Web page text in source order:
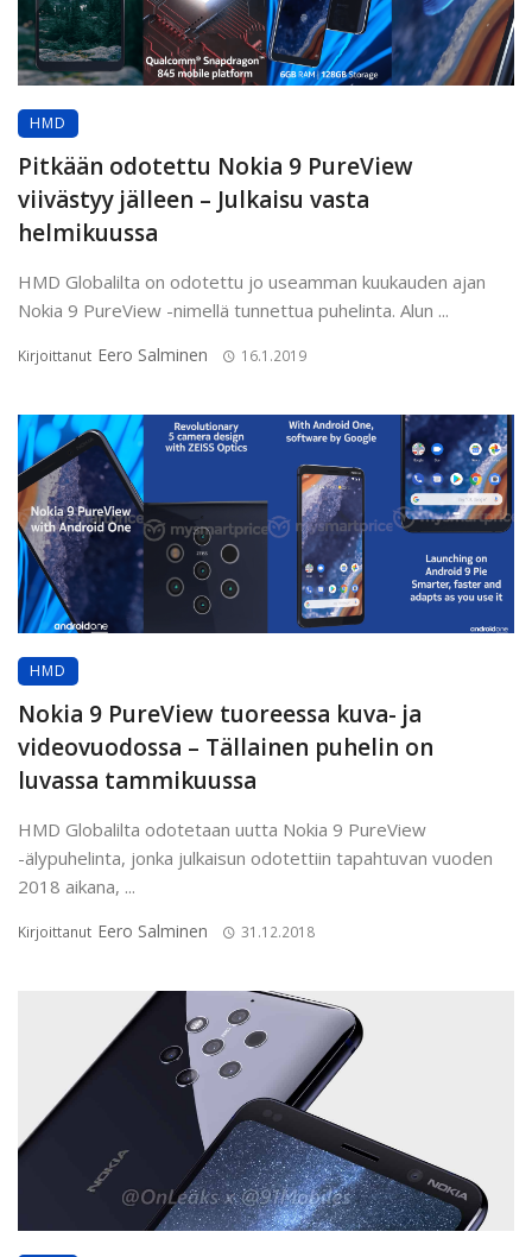
HMD
Pitkään odotettu Nokia 9 PureView
viivästyy jälleen – Julkaisu vasta
helmikuussa
HMD Globalilta on odotettu jo useamman kuukauden ajan
Nokia 9 PureView -nimellä tunnettua puhelinta. Alun ...
Kirjoittanut Eero Salminen 16.1.2019
HMD
Nokia 9 PureView tuoreessa kuva- ja
videovuodossa – Tällainen puhelin on
luvassa tammikuussa
HMD Globalilta odotetaan uutta Nokia 9 PureView
-älypuhelinta, jonka julkaisun odotettiin tapahtuvan vuoden
2018 aikana, ...
Kirjoittanut Eero Salminen 31.12.2018